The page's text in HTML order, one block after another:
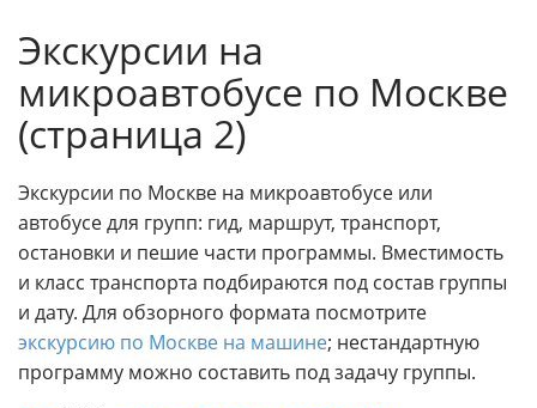
с
к
у
с
и
п
о
М
о
с
к
в
Индивидуальные
Экскурсии на
микроавтобусе по Москве
(страница 2)
Экскурсии по Москве на микроавтобусе или
автобусе для групп: гид, маршрут, транспорт,
остановки и пешие части программы. Вместимость
и класс транспорта подбираются под состав группы
и дату. Для обзорного формата посмотрите
экскурсию по Москве на машине; нестандартную
программу можно составить под задачу группы.